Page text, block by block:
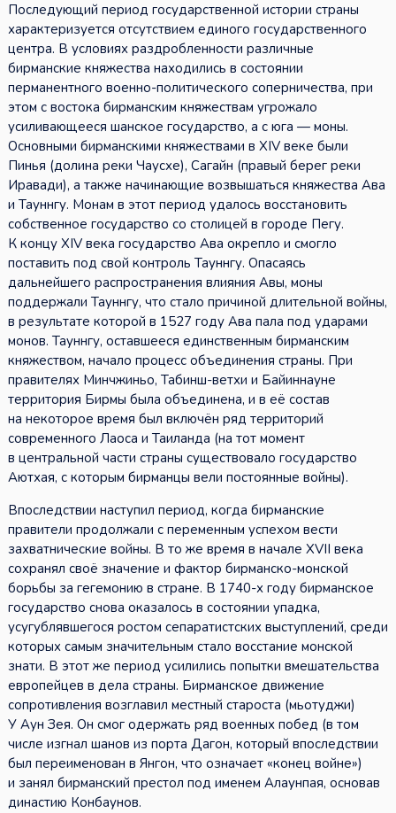
Последующий период государственной истории страны
характеризуется отсутствием единого государственного
центра. В условиях раздробленности различные
бирманские княжества находились в состоянии
перманентного военно-политического соперничества, при
этом с востока бирманским княжествам угрожало
усиливающееся шанское государство, а с юга — моны.
Основными бирманскими княжествами в XIV веке были
Пинья (долина реки Чаусхе), Сагайн (правый берег реки
Иравади), а также начинающие возвышаться княжества Ава
и Тауннгу. Монам в этот период удалось восстановить
собственное государство со столицей в городе Пегу.
К концу XIV века государство Ава окрепло и смогло
поставить под свой контроль Тауннгу. Опасаясь
дальнейшего распространения влияния Авы, моны
поддержали Тауннгу, что стало причиной длительной войны,
в результате которой в 1527 году Ава пала под ударами
монов. Тауннгу, оставшееся единственным бирманским
княжеством, начало процесс объединения страны. При
правителях Минчжиньо, Табинш-ветхи и Байиннауне
территория Бирмы была объединена, и в её состав
на некоторое время был включён ряд территорий
современного Лаоса и Таиланда (на тот момент
в центральной части страны существовало государство
Аютхая, с которым бирманцы вели постоянные войны).
Впоследствии наступил период, когда бирманские
правители продолжали с переменным успехом вести
захватнические войны. В то же время в начале XVII века
сохранял своё значение и фактор бирманско-монской
борьбы за гегемонию в стране. В 1740-х году бирманское
государство снова оказалось в состоянии упадка,
усугублявшегося ростом сепаратистских выступлений, среди
которых самым значительным стало восстание монской
знати. В этот же период усилились попытки вмешательства
европейцев в дела страны. Бирманское движение
сопротивления возглавил местный староста (мьотуджи)
У Аун Зея. Он смог одержать ряд военных побед (в том
числе изгнал шанов из порта Дагон, который впоследствии
был переименован в Янгон, что означает «конец войне»)
и занял бирманский престол под именем Алаунпая, основав
династию Конбаунов.